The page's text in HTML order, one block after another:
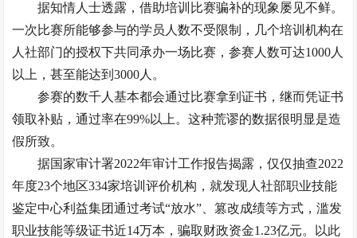
据知情人士透露，借助培训比赛骗补的现象屡见不鲜。
一次比赛所能够参与的学员人数不受限制，几个培训机构在
人社部门的授权下共同承办一场比赛，参赛人数可达1000人
以上，甚至能达到3000人。
参赛的数千人基本都会通过比赛拿到证书，继而凭证书
领取补贴，通过率在99%以上。这种荒谬的数据很明显是造
假所致。
据国家审计署2022年审计工作报告揭露，仅仅抽查2022
年度23个地区334家培训评价机构，就发现人社部职业技能
鉴定中心利益集团通过考试“放水”、篡改成绩等方式，滥发
职业技能等级证书近14万本，骗取财政资金1.23亿元。以此